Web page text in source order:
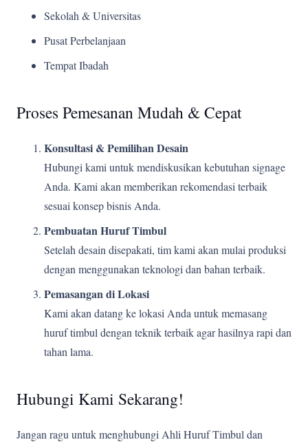
Sekolah & Universitas
Pusat Perbelanjaan
Tempat Ibadah
Proses Pemesanan Mudah & Cepat
Konsultasi & Pemilihan Desain
Hubungi kami untuk mendiskusikan kebutuhan signage
Anda. Kami akan memberikan rekomendasi terbaik
sesuai konsep bisnis Anda.
Pembuatan Huruf Timbul
Setelah desain disepakati, tim kami akan mulai produksi
dengan menggunakan teknologi dan bahan terbaik.
Pemasangan di Lokasi
Kami akan datang ke lokasi Anda untuk memasang
huruf timbul dengan teknik terbaik agar hasilnya rapi dan
tahan lama.
Hubungi Kami Sekarang!
Jangan ragu untuk menghubungi Ahli Huruf Timbul dan